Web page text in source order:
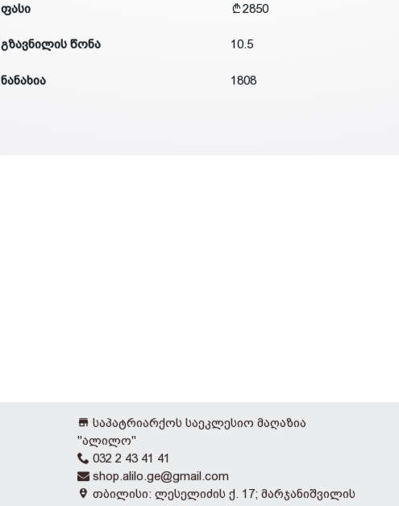
ფასი 2850
გზავნილის წონა 10.5
ნანახია 1808
საპატრიარქოს საეკლესიო მაღაზია
"ალილო"
032 2 43 41 41
shop.alilo.ge@gmail.com
თბილისი: ლესელიძის ქ. 17; მარჯანიშვილის